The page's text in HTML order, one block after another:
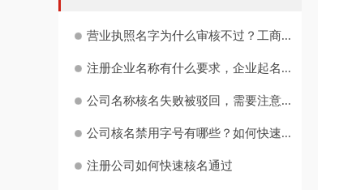
营业执照名字为什么审核不过？工商...
注册企业名称有什么要求，企业起名...
公司名称核名失败被驳回，需要注意...
公司核名禁用字号有哪些？如何快速...
注册公司如何快速核名通过